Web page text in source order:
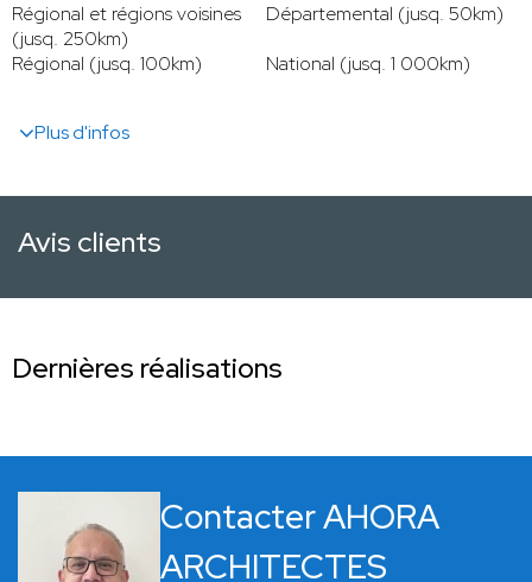
Régional et régions voisines
(jusq. 250km)
Départemental (jusq. 50km)
Régional (jusq. 100km)
National (jusq. 1 000km)
Plus d'infos
Avis clients
Dernières réalisations
Contacter AHORA
ARCHITECTES